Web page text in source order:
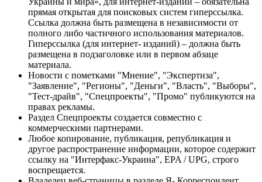
прямая открытая для поисковых систем гиперссылка.
Ссылка должна быть размещена в независимости от
полного либо частичного использования материалов.
Гиперссылка (для интернет- изданий) – должна быть
размещена в подзаголовке или в первом абзаце
материала.
Новости с пометками "Мнение", "Экспертиза",
"Заявление", "Регионы", "Деньги", "Власть", "Выборы",
"Тест-драйв", "Спецпроекты", "Промо" публикуются на
правах рекламы.
Раздел Спецпроекты создается совместно с
коммерческими партнерами.
Любое копирование, публикация, републикация и
другое распространение информации, которое содержит
ссылку на "Интерфакс-Украина", EPA / UPG, строго
воспрещается.